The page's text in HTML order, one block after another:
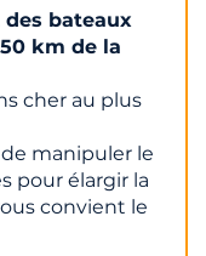
des bateaux
km de la
cher au plus
manipuler le
pour élargir la
convient le